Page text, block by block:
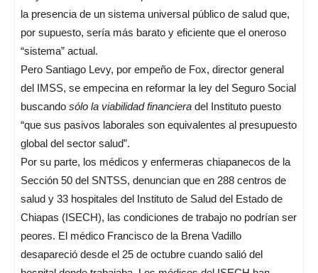
la presencia de un sistema universal público de salud que,
por supuesto, sería más barato y eficiente que el oneroso
“sistema” actual.
Pero Santiago Levy, por empeño de Fox, director general
del IMSS, se empecina en reformar la ley del Seguro Social
buscando sólo la viabilidad financiera del Instituto puesto
“que sus pasivos laborales son equivalentes al presupuesto
global del sector salud”.
Por su parte, los médicos y enfermeras chiapanecos de la
Sección 50 del SNTSS, denuncian que en 288 centros de
salud y 33 hospitales del Instituto de Salud del Estado de
Chiapas (ISECH), las condiciones de trabajo no podrían ser
peores. El médico Francisco de la Brena Vadillo
desapareció desde el 25 de octubre cuando salió del